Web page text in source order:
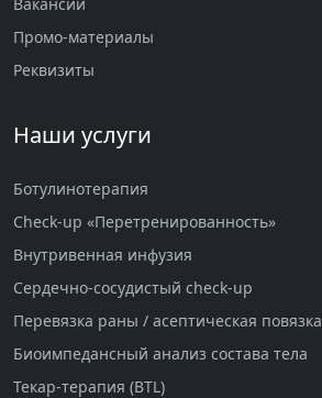
Промо-материалы
Реквизиты
Наши услуги
Ботулинотерапия
Check-up «Перетренированность»
Внутривенная инфузия
Сердечно-сосудистый check-up
Перевязка раны / асептическая повязка
Биоимпедансный анализ состава тела
Текар-терапия (BTL)